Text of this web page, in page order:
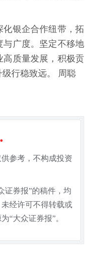
银企合作纽带，拓
与广度。坚定不移地
高质量发展，积极贡
行稳致远。 周聪
参考，不构成投资
证券报”的稿件，均
经许可不得转载或
“大众证券报”。